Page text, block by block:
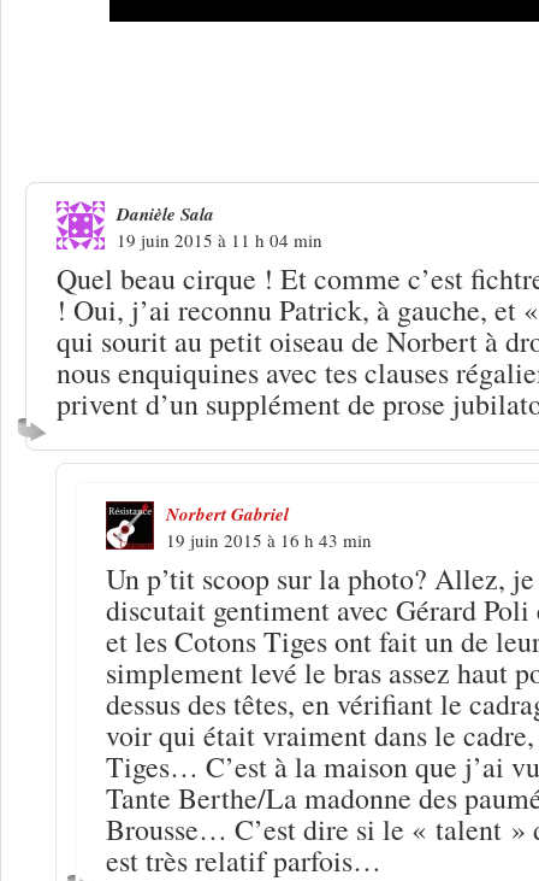
Danièle Sala
19 juin 2015 à 11 h 04 min
Quel beau cirque ! Et comme c’est
! Oui, j’ai reconnu Patrick, à gauche, et
qui sourit au petit oiseau de Norbert à
nous enquiquines avec tes clauses
privent d’un supplément de prose
Norbert Gabriel
19 juin 2015 à 16 h 43 min
Un p’tit scoop sur la photo? Allez,
discutait gentiment avec Gérard
et les Cotons Tiges ont fait un de
simplement levé le bras assez haut
dessus des têtes, en vérifiant le
voir qui était vraiment dans le
Tiges… C’est à la maison que j’ai
Tante Berthe/La madonne des
Brousse… C’est dire si le « talent »
est très relatif parfois…